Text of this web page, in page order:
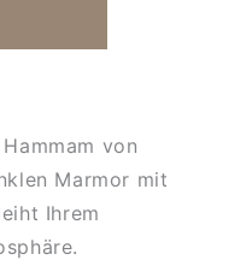
von
Marmor mit
Ihrem